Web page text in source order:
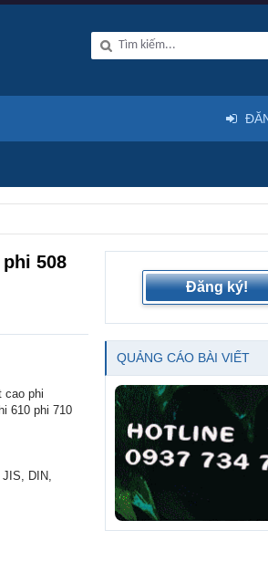
508
cao phi
610 phi 710
JIS, DIN,
Đăng ký!
QUẢNG CÁO BÀI VIẾT